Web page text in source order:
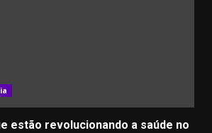
estão revolucionando a saúde no